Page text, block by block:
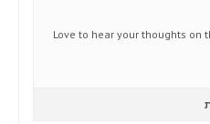
Love to hear your thoughts on